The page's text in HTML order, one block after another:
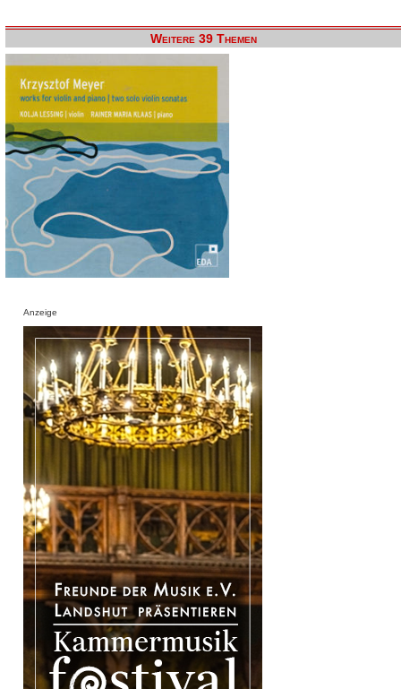
Weitere 39 Themen
Anzeige